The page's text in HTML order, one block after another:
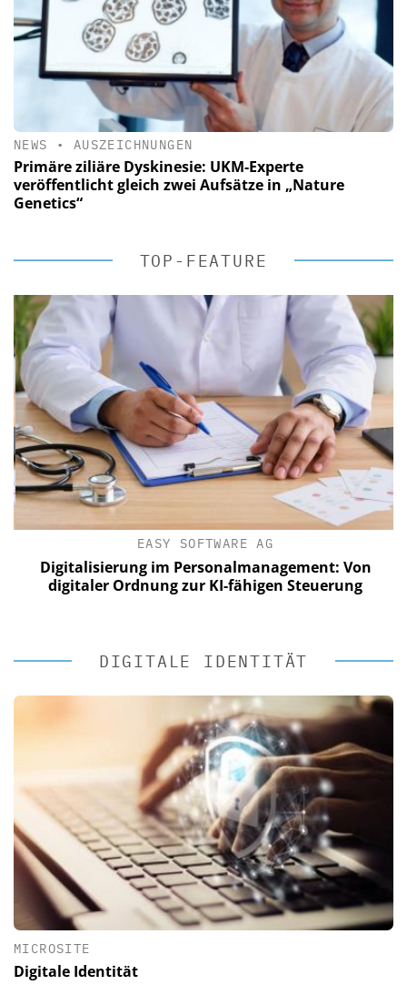
NEWS • AUSZEICHNUNGEN
Primäre ziliäre Dyskinesie: UKM-Experte
veröffentlicht gleich zwei Aufsätze in „Nature
Genetics“
TOP-FEATURE
EASY SOFTWARE AG
Digitalisierung im Personalmanagement: Von
digitaler Ordnung zur KI-fähigen Steuerung
DIGITALE IDENTITÄT
MICROSITE
Digitale Identität